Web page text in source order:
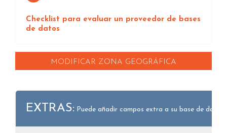
Checklist para evaluar un proveedor de bases
de datos
MODIFICAR ZONA GEOGRÁFICA
EXTRAS: Puede añadir campos extra a su base de datos.